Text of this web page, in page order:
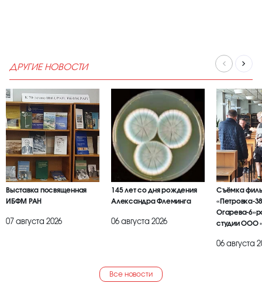
ДРУГИЕ НОВОСТИ
Выставка посвященная
ИБФМ РАН
07 августа 2026
145 лет со дня рождения
Александра Флеминга
06 августа 2026
Съёмка
«Петровка-
Огарева-
студии ООО
06 августа
Все новости